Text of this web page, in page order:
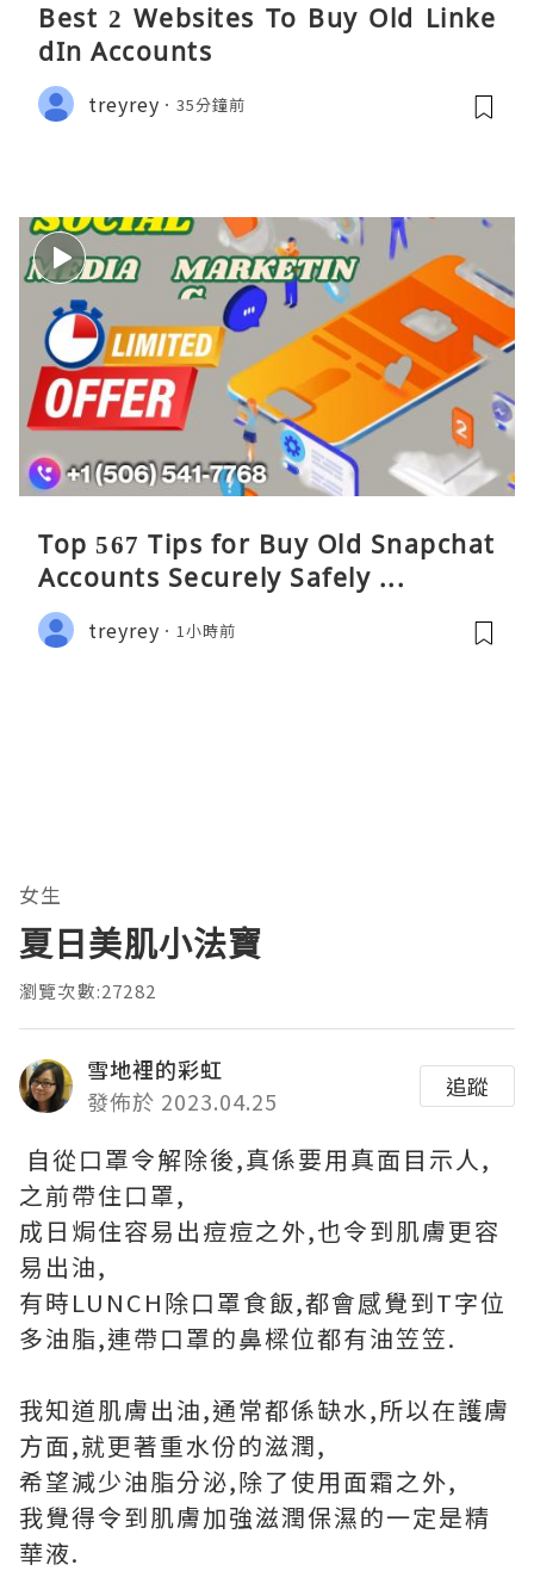
Best 2 Websites To Buy Old Linke
dIn Accounts
treyrey 35分鐘前
Top 567 Tips for Buy Old Snapchat
Accounts Securely Safely ...
treyrey 1小時前
女生
夏日美肌小法寶
瀏覽次數:27282
雪地裡的彩虹
發佈於 2023.04.25
追蹤
自從口罩令解除後,真係要用真面目示人,
之前帶住口罩,
成日焗住容易出痘痘之外,也令到肌膚更容
易出油,
有時LUNCH除口罩食飯,都會感覺到T字位
多油脂,連帶口罩的鼻樑位都有油笠笠.
我知道肌膚出油,通常都係缺水,所以在護膚
方面,就更著重水份的滋潤,
希望減少油脂分泌,除了使用面霜之外,
我覺得令到肌膚加強滋潤保濕的一定是精
華液.